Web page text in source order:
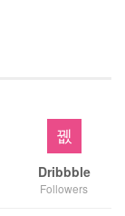
Dribbble
Followers